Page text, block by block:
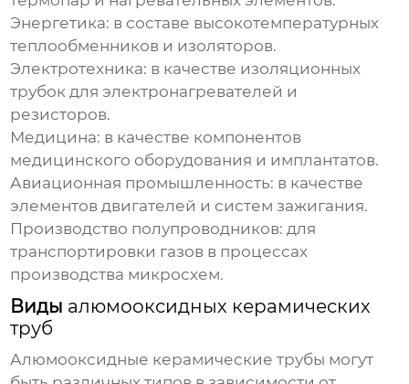
Энергетика: в составе высокотемпературных
теплообменников и изоляторов.
Электротехника: в качестве изоляционных
трубок для электронагревателей и
резисторов.
Медицина: в качестве компонентов
медицинского оборудования и имплантатов.
Авиационная промышленность: в качестве
элементов двигателей и систем зажигания.
Производство полупроводников: для
транспортировки газов в процессах
производства микросхем.
Виды алюмооксидных керамических
труб
Алюмооксидные керамические трубы могут